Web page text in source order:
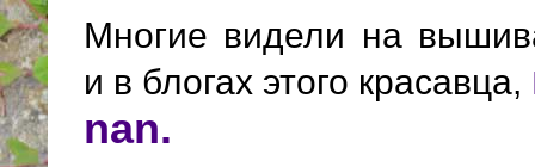
Многие видели на
и в блогах этого красавца,
nan.